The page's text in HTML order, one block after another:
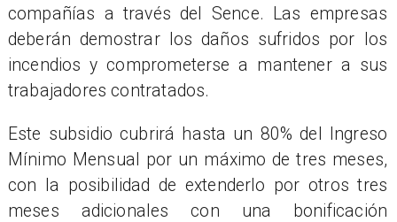
compañías a través del Sence. Las empresas
deberán demostrar los daños sufridos por los
incendios y comprometerse a mantener a sus
trabajadores contratados.
Este subsidio cubrirá hasta un 80% del Ingreso
Mínimo Mensual por un máximo de tres meses,
con la posibilidad de extenderlo por otros tres
meses adicionales con una bonificación